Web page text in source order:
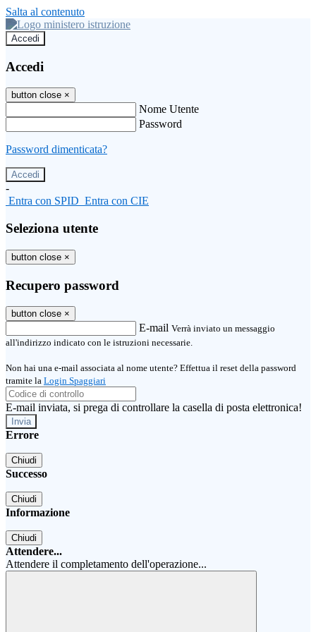
Salta al contenuto
Accedi
Accedi
button close ×
Nome Utente
Password
Password dimenticata?
-
Entra con SPID Entra con CIE
Seleziona utente
button close ×
Recupero password
button close ×
E-mail Verrà inviato un messaggio
all'indirizzo indicato con le istruzioni necessarie.
Non hai una e-mail associata al nome utente? Effettua il reset della password
tramite la Login Spaggiari
E-mail inviata, si prega di controllare la casella di posta elettronica!
Errore
Chiudi
Successo
Chiudi
Informazione
Chiudi
Attendere...
Attendere il completamento dell'operazione...